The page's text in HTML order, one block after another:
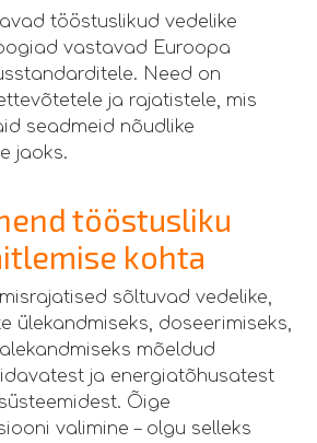
tööstuslikud vedelike
vastavad Euroopa
Need on
ja rajatistele, mis
seadmeid nõudlike
jaoks.
tööstusliku
kohta
sõltuvad vedelike,
ülekandmiseks, doseerimiseks,
mõeldud
ja energiatõhusatest
Õige
valimine – olgu selleks